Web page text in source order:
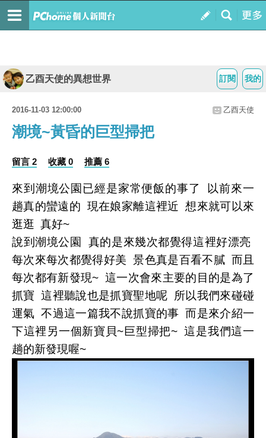
我的
訂閱
乙酉天使的異想世界
2016-11-03 12:00:00 乙酉天使
潮境~黃昏的巨型掃把
留言 2 收藏 0 推薦 6
來到潮境公園已經是家常便飯的事了 以前來一
趟真的蠻遠的 現在娘家離這裡近 想來就可以來
逛逛 真好~
說到潮境公園 真的是來幾次都覺得這裡好漂亮
每次來每次都覺得好美 景色真是百看不膩 而且
每次都有新發現~ 這一次會來主要的目的是為了
抓寶 這裡聽說也是抓寶聖地呢 所以我們來碰碰
運氣 不過這一篇我不說抓寶的事 而是來介紹一
下這裡另一個新寶貝~巨型掃把~ 這是我們這一
趟的新發現喔~